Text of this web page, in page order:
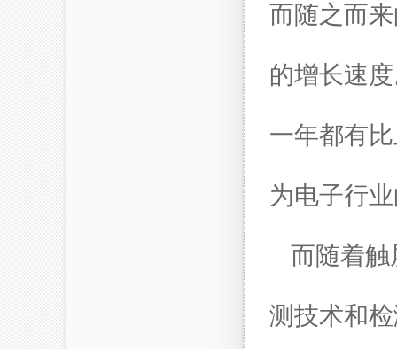
而随之而
的增长速
一年都有
为电子行
而随着触
测技术和